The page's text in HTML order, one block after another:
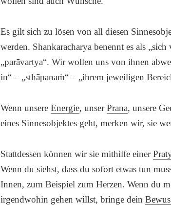
Es gilt sich zu lösen von all diesen
werden. Shankaracharya benennt es als
„parāvartya“. Wir wollen uns von ihnen
in“ – „sthāpanaṁ“ – „ihrem jeweiligen
Wenn unsereEnergie, unserPrana, unsere
eines Sinnesobjektes geht, merken wir, sie
Stattdessen können wir sie mithilfe einer
Wenn du siehst, dass du sofort etwas tun
Innen, zum Beispiel zum Herzen. Wenn du
irgendwohin gehen willst, bringe dein